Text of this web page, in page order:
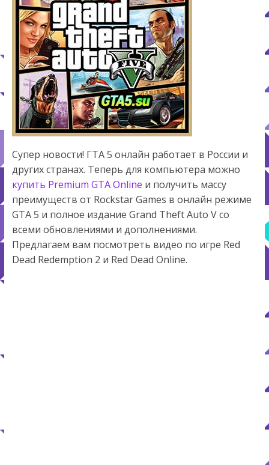
Супер новости! ГТА 5 онлайн работает в России и
других странах. Теперь для компьютера можно
купить Premium GTA Online и получить массу
преимуществ от Rockstar Games в онлайн режиме
GTA 5 и полное издание Grand Theft Auto V со
всеми обновлениями и дополнениями.
Предлагаем вам посмотреть видео по игре Red
Dead Redemption 2 и Red Dead Online.